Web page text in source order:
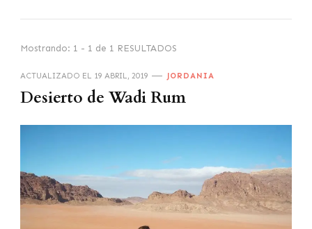
Mostrando: 1 - 1 de 1 RESULTADOS
ACTUALIZADO EL 19 ABRIL, 2019 JORDANIA
Desierto de Wadi Rum